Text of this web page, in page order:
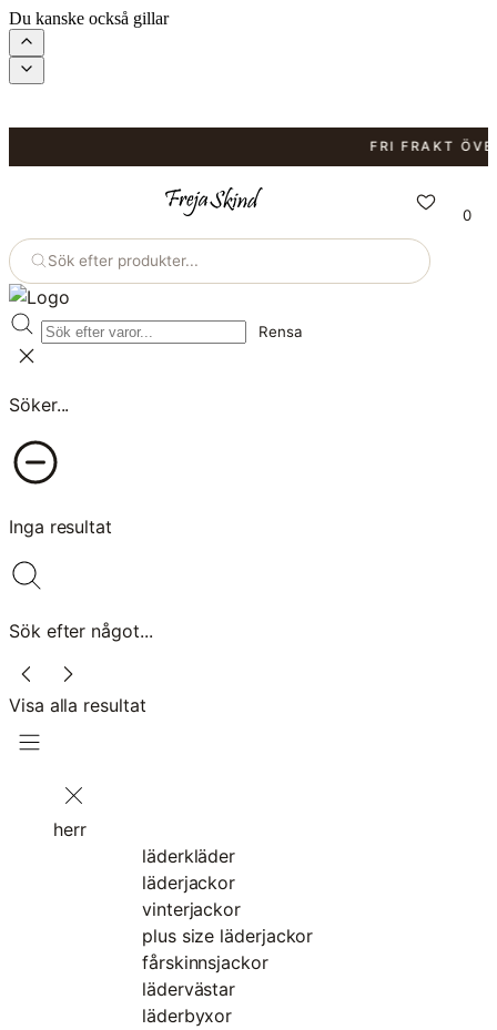
Du kanske också gillar
FRI FRAKT ÖVER
Sök efter produkter...
Rensa
Söker...
Inga resultat
Sök efter något...
Visa alla resultat
0
herr
läderkläder
läderjackor
vinterjackor
plus size läderjackor
fårskinnsjackor
lädervästar
läderbyxor